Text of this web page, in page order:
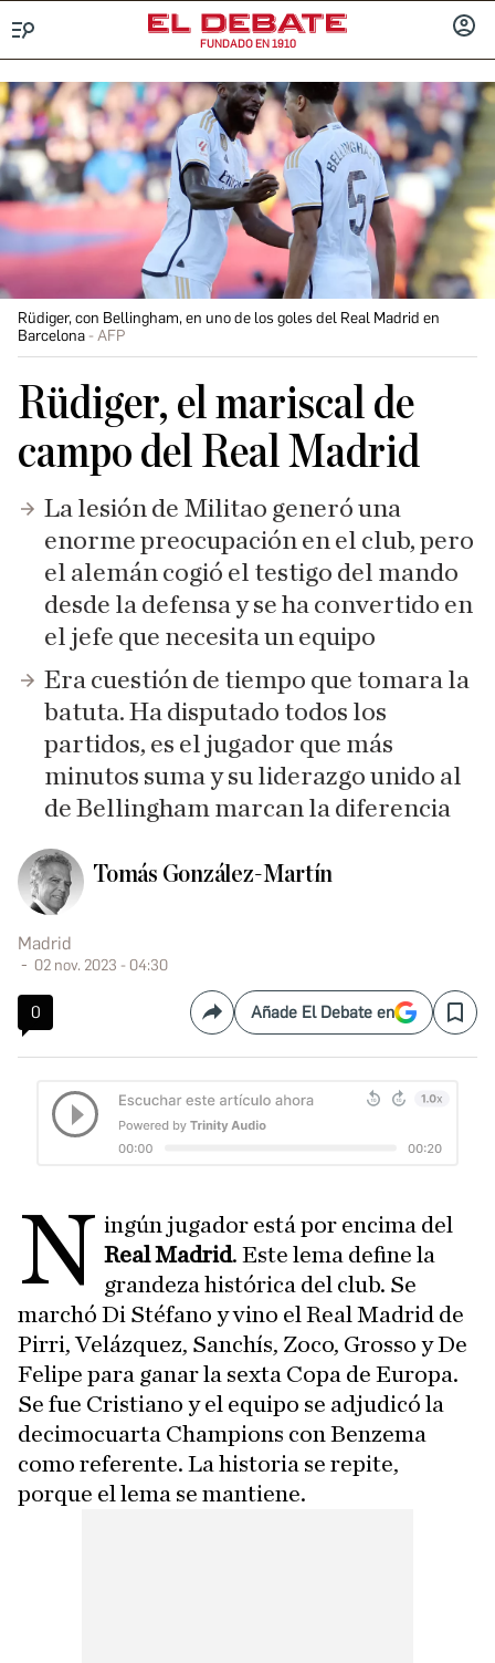
FUNDADO EN 1910
Rüdiger, con Bellingham, en uno de los goles del Real Madrid en
Barcelona
AFP
Rüdiger, el mariscal de
campo del Real Madrid
La lesión de Militao generó una
enorme preocupación en el club, pero
el alemán cogió el testigo del mando
desde la defensa y se ha convertido en
el jefe que necesita un equipo
Era cuestión de tiempo que tomara la
batuta. Ha disputado todos los
partidos, es el jugador que más
minutos suma y su liderazgo unido al
de Bellingham marcan la diferencia
Tomás González-Martín
Madrid
02 nov. 2023 - 04:30
0 CompartirAñade El Debate en Save
N ingún jugador está por encima del
Real Madrid. Este lema define la
grandeza histórica del club. Se
marchó Di Stéfano y vino el Real Madrid de
Pirri, Velázquez, Sanchís, Zoco, Grosso y De
Felipe para ganar la sexta Copa de Europa.
Se fue Cristiano y el equipo se adjudicó la
decimocuarta Champions con Benzema
como referente. La historia se repite,
porque el lema se mantiene.